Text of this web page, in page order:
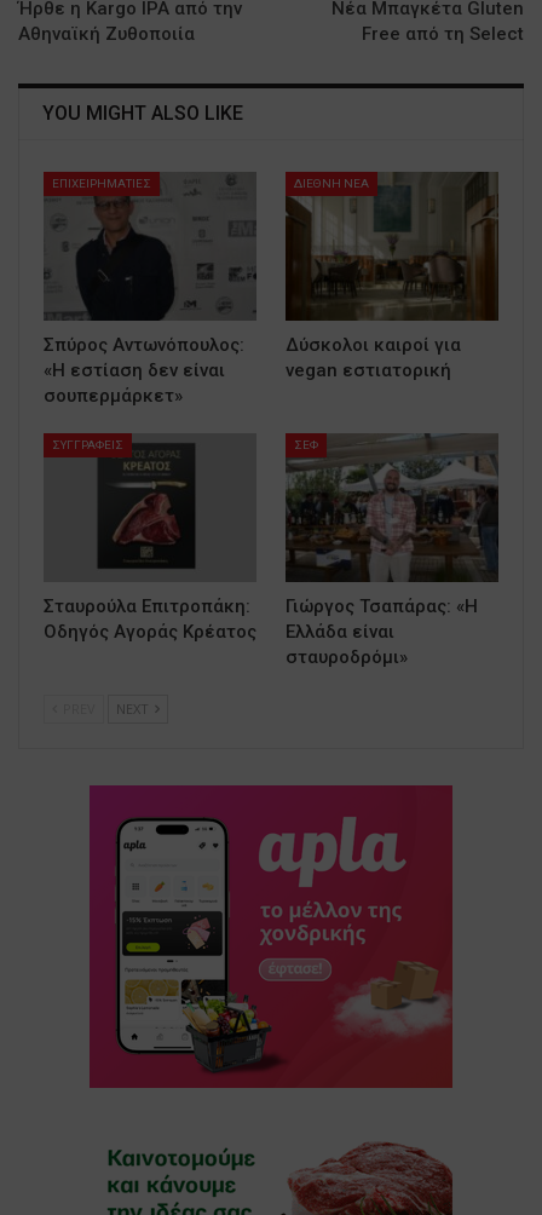
Ήρθε η Kargo IPA από την
Αθηναϊκή Ζυθοποιία
Νέα Μπαγκέτα Gluten
Free από τη Select
YOU MIGHT ALSO LIKE
ΕΠΙΧΕΙΡΗΜΑΤΙΕΣ
Σπύρος Αντωνόπουλος:
«Η εστίαση δεν είναι
σουπερμάρκετ»
ΔΙΕΘΝΗ ΝΕΑ
Δύσκολοι καιροί για
vegan εστιατορική
ΣΥΓΓΡΑΦΕΙΣ
Σταυρούλα Επιτροπάκη:
Οδηγός Αγοράς Κρέατος
ΣΕΦ
Γιώργος Τσαπάρας: «Η
Ελλάδα είναι
σταυροδρόμι»
NEXT